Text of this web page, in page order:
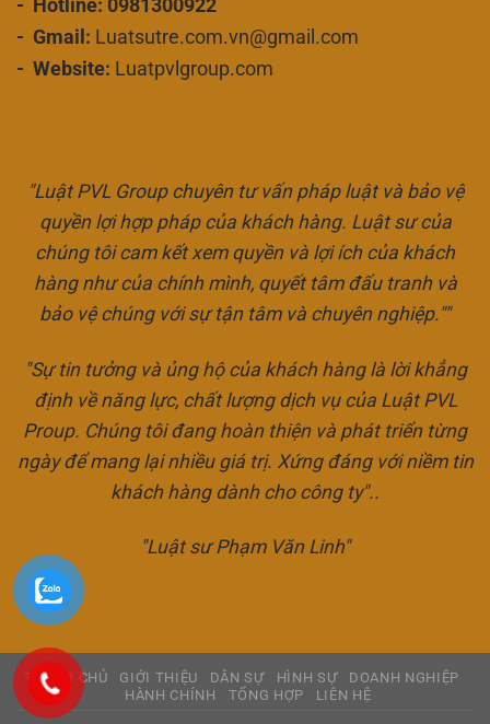
- Hotline: 0981300922
- Gmail: Luatsutre.com.vn@gmail.com
- Website: Luatpvlgroup.com
"Luật PVL Group chuyên tư vấn pháp luật và bảo vệ
quyền lợi hợp pháp của khách hàng. Luật sư của
chúng tôi cam kết xem quyền và lợi ích của khách
hàng như của chính mình, quyết tâm đấu tranh và
bảo vệ chúng với sự tận tâm và chuyên nghiệp.""
"Sự tin tưởng và ủng hộ của khách hàng là lời khẳng
định về năng lực, chất lượng dịch vụ của Luật PVL
Proup. Chúng tôi đang hoàn thiện và phát triển từng
ngày để mang lại nhiều giá trị. Xứng đáng với niềm tin
khách hàng dành cho công ty"..
"Luật sư Phạm Văn Linh"
TRANG CHỦ GIỚI THIỆU DÂN SỰ HÌNH SỰ
DOANH NGHIỆP
HÀNH CHÍNH
TỔNG HỢP LIÊN HỆ